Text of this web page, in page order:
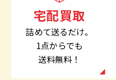
宅配買取
詰めて送るだけ。
1点からでも
送料無料！